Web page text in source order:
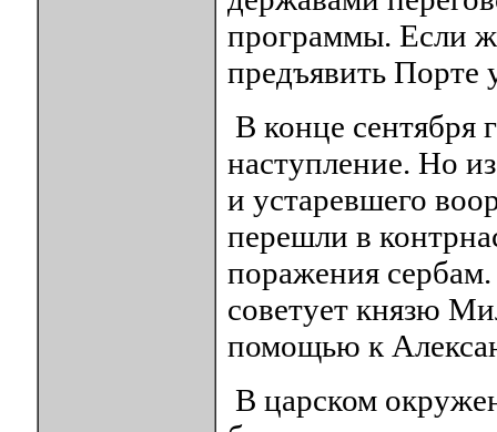
программы. Если
предъявить Порте
В конце сентября
наступление. Но
и устаревшего
перешли в
поражения
советует князю
помощью к
В царском